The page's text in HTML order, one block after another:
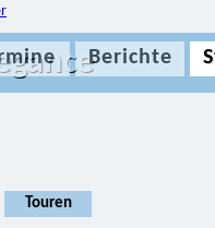
Berichte
Touren